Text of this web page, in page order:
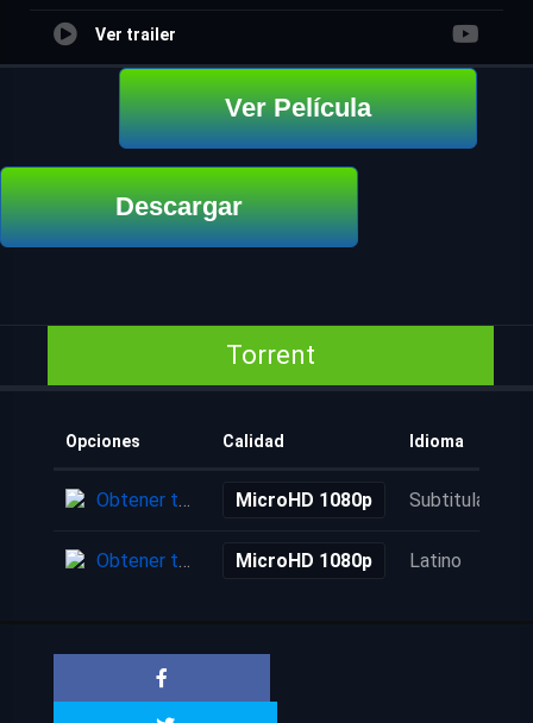
Ver trailer
Ver Película
Descargar
Torrent
Opciones Calidad Idioma
Obtener torrent MicroHD 1080p Subtitulada
Obtener torrent MicroHD 1080p Latino